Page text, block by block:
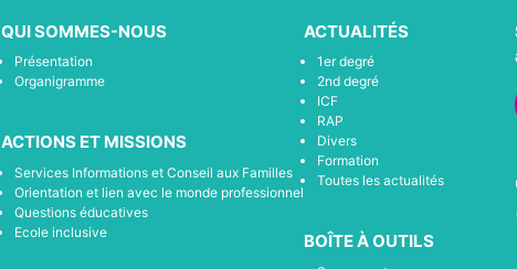
QUI SOMMES-NOUS
Présentation
Organigramme
ACTIONS ET MISSIONS
Services Informations et Conseil aux Familles
Orientation et lien avec le monde professionnel
Questions éducatives
Ecole inclusive
ACTUALITÉS
1er degré
2nd degré
ICF
RAP
Divers
Formation
Toutes les actualités
BOÎTE À OUTILS